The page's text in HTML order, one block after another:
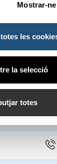
Mostrar-
les
la selecció
totes
Portuària